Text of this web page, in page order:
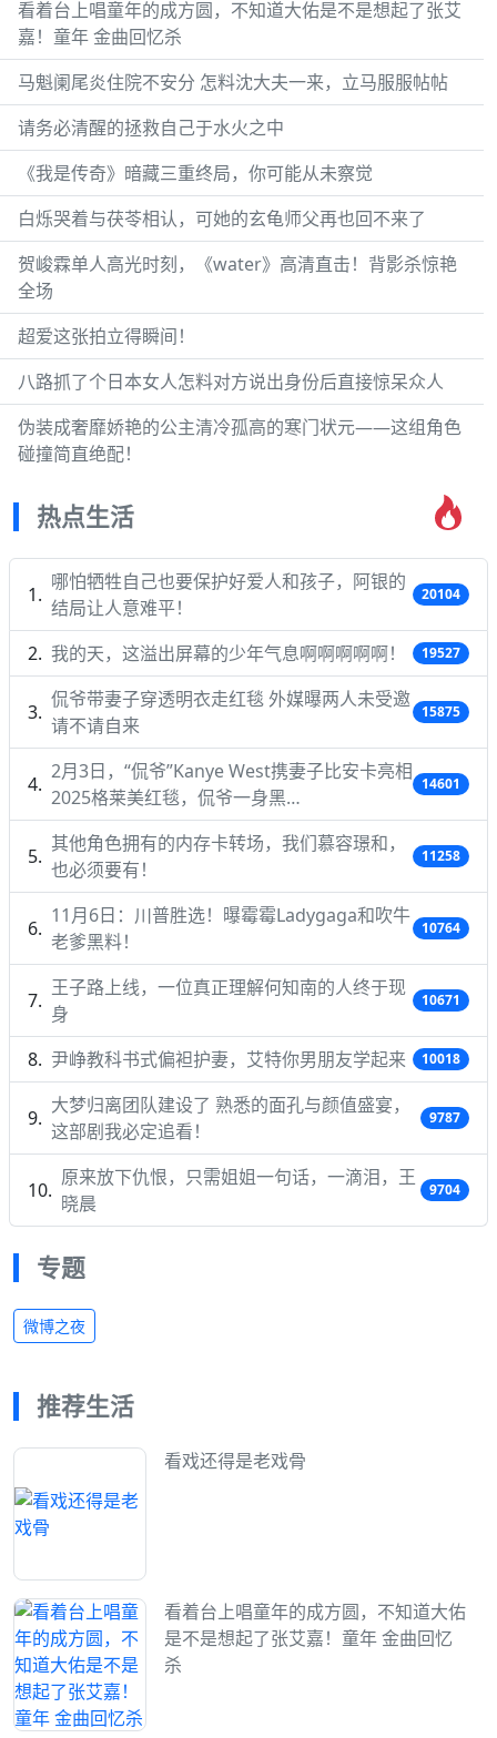
看着台上唱童年的成方圆，不知道大佑是不是想起了张艾
嘉！童年 金曲回忆杀
马魁阑尾炎住院不安分 怎料沈大夫一来，立马服服帖帖
请务必清醒的拯救自己于水火之中
《我是传奇》暗藏三重终局，你可能从未察觉
白烁哭着与茯苓相认，可她的玄龟师父再也回不来了
贺峻霖单人高光时刻，《water》高清直击！背影杀惊艳
全场
超爱这张拍立得瞬间！
八路抓了个日本女人怎料对方说出身份后直接惊呆众人
伪装成奢靡娇艳的公主清冷孤高的寒门状元——这组角色
碰撞简直绝配！
热点生活
哪怕牺牲自己也要保护好爱人和孩子，阿银的
结局让人意难平！
20104
我的天，这溢出屏幕的少年气息啊啊啊啊啊！ 19527
侃爷带妻子穿透明衣走红毯 外媒曝两人未受邀
请不请自来
15875
2月3日，“侃爷”Kanye West携妻子比安卡亮相
2025格莱美红毯，侃爷一身黑…
14601
其他角色拥有的内存卡转场，我们慕容璟和，
也必须要有！
11258
11月6日：川普胜选！曝霉霉Ladygaga和吹牛
老爹黑料！
10764
王子路上线，一位真正理解何知南的人终于现
身
10671
尹峥教科书式偏袒护妻，艾特你男朋友学起来 10018
大梦归离团队建设了 熟悉的面孔与颜值盛宴，
这部剧我必定追看！
9787
原来放下仇恨，只需姐姐一句话，一滴泪，王
晓晨
9704
专题
微博之夜
推荐生活
看戏还得是老戏骨
看着台上唱童年的成方圆，不知道大佑
是不是想起了张艾嘉！童年 金曲回忆
杀